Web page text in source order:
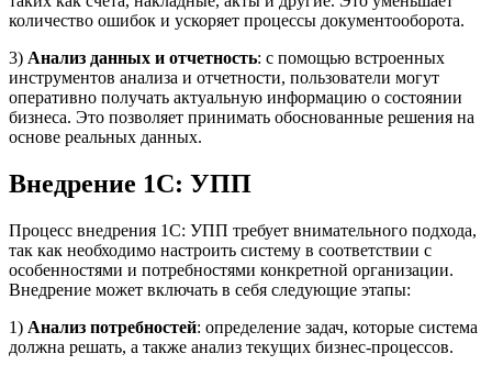
количество ошибок и ускоряет процессы документооборота.
3) Анализ данных и отчетность: с помощью встроенных
инструментов анализа и отчетности, пользователи могут
оперативно получать актуальную информацию о состоянии
бизнеса. Это позволяет принимать обоснованные решения на
основе реальных данных.
Внедрение 1С: УПП
Процесс внедрения 1С: УПП требует внимательного подхода,
так как необходимо настроить систему в соответствии с
особенностями и потребностями конкретной организации.
Внедрение может включать в себя следующие этапы:
1) Анализ потребностей: определение задач, которые система
должна решать, а также анализ текущих бизнес-процессов.